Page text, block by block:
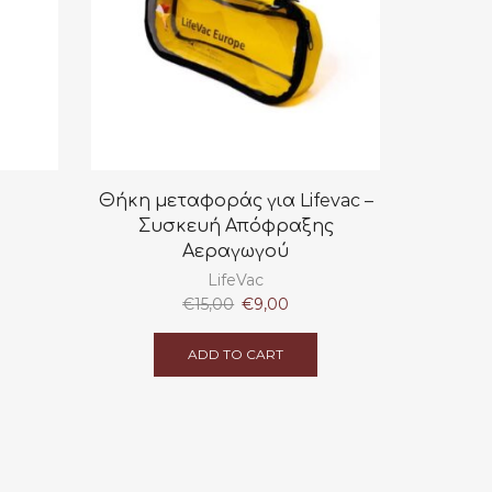
Θήκη μεταφοράς για Lifevac –
Συσκευή Απόφραξης
Αεραγωγού
LifeVac
€15,00 Original
was:
€15,00.
€9,00
€9,00.
ADD TO CART